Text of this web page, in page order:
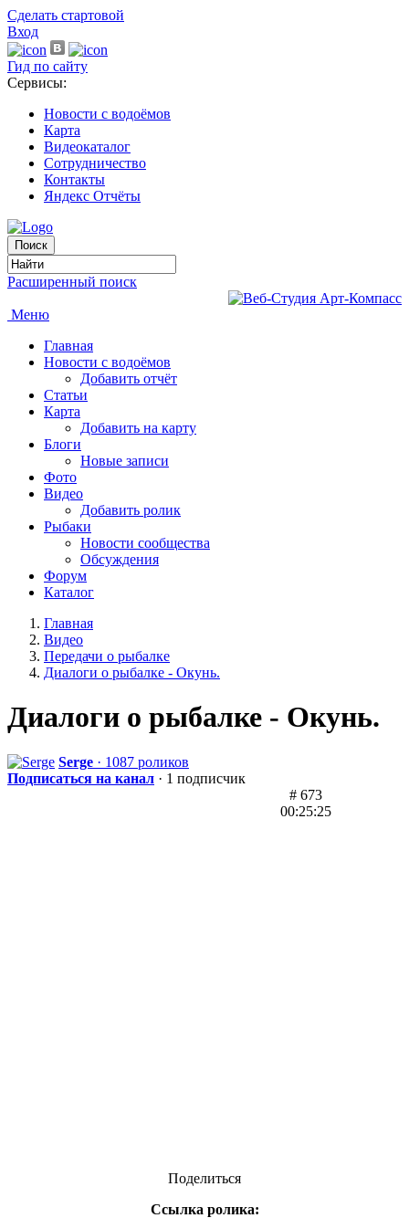
Сделать стартовой
Вход
Гид по сайту
Сервисы:
Новости с водоёмов
Карта
Видеокаталог
Сотрудничество
Контакты
Яндекс Отчёты
Расширенный поиск
Меню
Главная
Новости с водоёмов
Добавить отчёт
Статьи
Карта
Добавить на карту
Блоги
Новые записи
Фото
Видео
Добавить ролик
Рыбаки
Новости сообщества
Обсуждения
Форум
Каталог
Главная
Видео
Передачи о рыбалке
Диалоги о рыбалке - Окунь.
Диалоги о рыбалке - Окунь.
Serge · 1087 роликов
Подписаться на канал · 1 подписчик
# 673
00:25:25
Поделиться
Ссылка ролика: